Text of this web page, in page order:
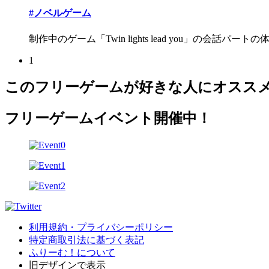
#ノベルゲーム
制作中のゲーム「Twin lights lead you」の会話パートの
1
このフリーゲームが好きな人にオスス
フリーゲームイベント開催中！
利用規約・プライバシーポリシー
特定商取引法に基づく表記
ふりーむ！について
旧デザインで表示